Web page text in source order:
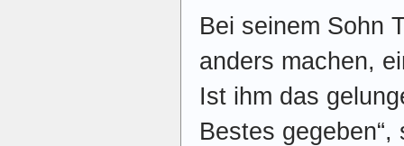
Bei seinem Sohn
anders machen,
Ist ihm das
Bestes